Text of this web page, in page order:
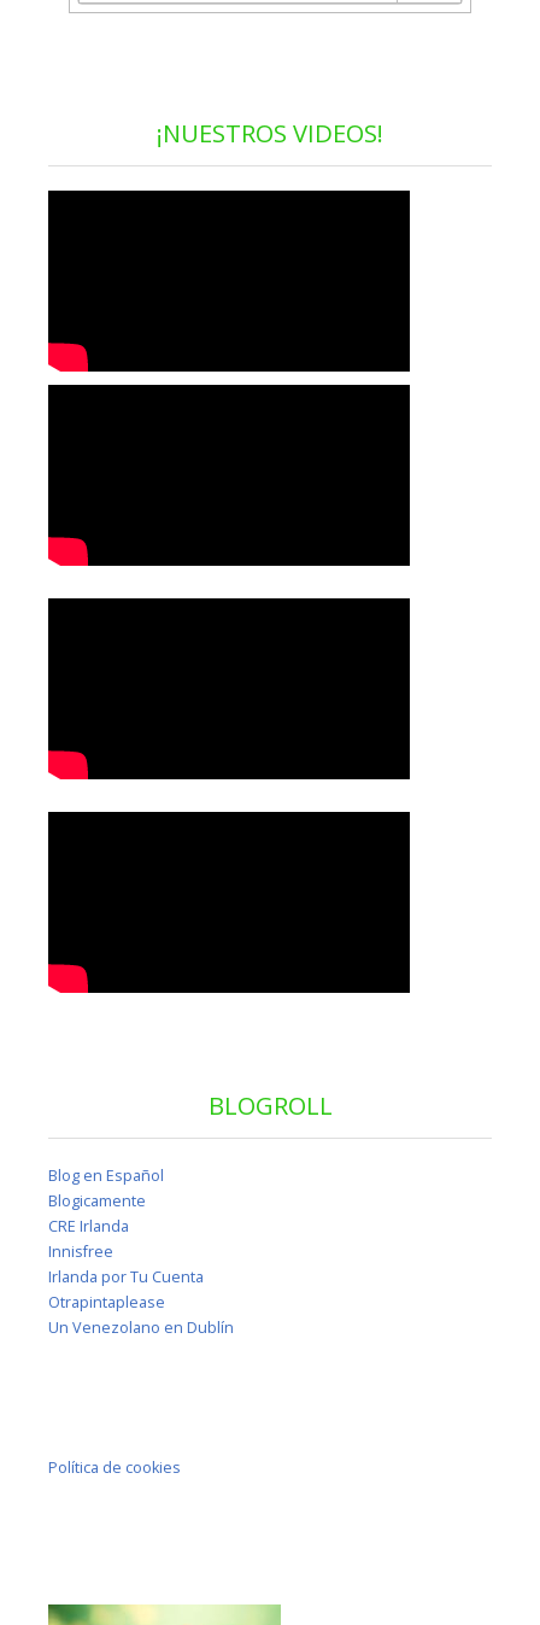
¡NUESTROS VIDEOS!
BLOGROLL
Blog en Español
Blogicamente
CRE Irlanda
Innisfree
Irlanda por Tu Cuenta
Otrapintaplease
Un Venezolano en Dublín
Política de cookies